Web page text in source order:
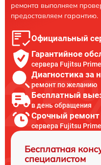
ремонта выполняем
предоставляем гарантию.
Официальный
Гарантийное
сервера Fujitsu
Диагностика за
ремонт по желанию
Бесплатный
в день обращения
Срочный ремонт
сервера Fujitsu
Бесплатная
специалистом